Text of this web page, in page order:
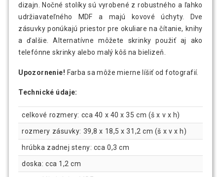
dizajn. Nočné stolíky sú vyrobené z robustného a ľahko
udržiavateľného MDF a majú kovové úchyty. Dve
zásuvky ponúkajú priestor pre okuliare na čítanie, knihy
a ďalšie. Alternatívne môžete skrinky použiť aj ako
telefónne skrinky alebo malý kôš na bielizeň.
Upozornenie! Farba sa môže mierne líšiť od fotografií.
Technické údaje:
celkové rozmery: cca 40 x 40 x 35 cm (š x v x h)
rozmery zásuvky: 39,8 x 18,5 x 31,2 cm (š x v x h)
hrúbka zadnej steny: cca 0,3 cm
doska: cca 1,2 cm